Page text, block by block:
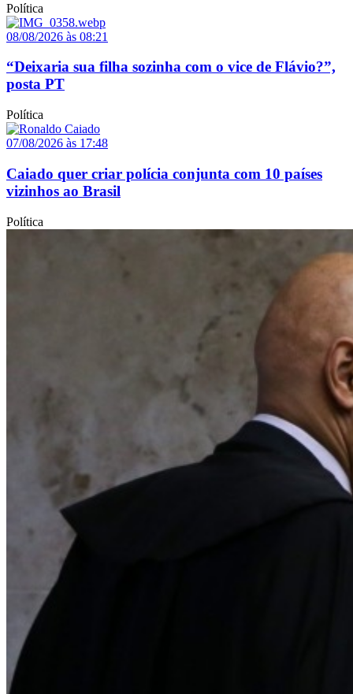
Política
08/08/2026 às 08:21
“Deixaria sua filha sozinha com o vice de Flávio?”,
posta PT
Política
07/08/2026 às 17:48
Caiado quer criar polícia conjunta com 10 países
vizinhos ao Brasil
Política